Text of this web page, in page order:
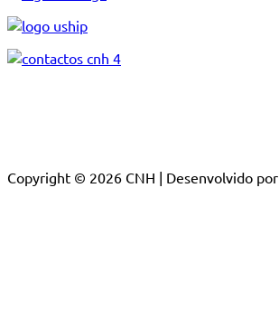
Copyright © 2026 CNH | Desenvolvido por